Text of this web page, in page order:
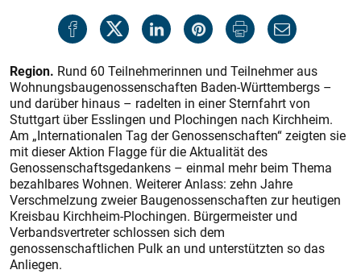
Region. Rund 60 Teilnehmerinnen und Teilnehmer aus
Wohnungsbaugenossenschaften Baden-Württembergs –
und darüber hinaus – radelten in einer Sternfahrt von
Stuttgart über Esslingen und Plochingen nach Kirchheim.
Am „Internationalen Tag der Genossenschaften“ zeigten sie
mit dieser Aktion Flagge für die Aktualität des
Genossenschaftsgedankens – einmal mehr beim Thema
bezahlbares Wohnen. Weiterer Anlass: zehn Jahre
Verschmelzung zweier Baugenossenschaften zur heutigen
Kreisbau Kirchheim-Plochingen. Bürgermeister und
Verbandsvertreter schlossen sich dem
genossenschaftlichen Pulk an und unterstützten so das
Anliegen.